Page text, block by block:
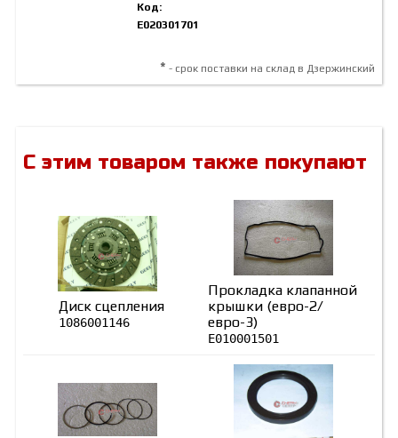
Код:
E020301701
* - срок поставки на склад в Дзержинский
С этим товаром также покупают
Диск сцепления
1086001146
Прокладка клапанной
крышки (евро-2/
евро-3)
E010001501